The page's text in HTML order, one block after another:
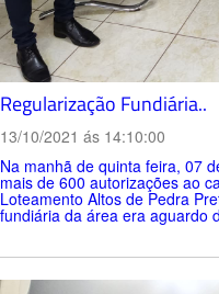
Regularização Fundiária..
13/10/2021 ás 14:10:00
Na manhã de quinta feira, 07
mais de 600 autorizações ao
Loteamento Altos de Pedra
fundiária da área era aguardo